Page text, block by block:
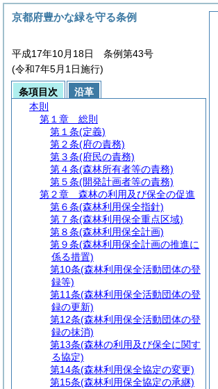
京都府豊かな緑を守る条例
平成17年10月18日 条例第43号
(令和7年5月1日施行)
条項目次
沿革
本則
第１章
総則
第１条(定義)
第２条(府の責務)
第３条(府民の責務)
第４条(森林所有者等の責務)
第５条(開発計画者等の責務)
第２章
森林の利用及び保全の促進
第６条(森林利用保全指針)
第７条(森林利用保全重点区域)
第８条(森林利用保全計画)
第９条(森林利用保全計画の推進に
係る措置)
第10条(森林利用保全活動団体の登
録等)
第11条(森林利用保全活動団体の登
録の更新)
第12条(森林利用保全活動団体の登
録の抹消)
第13条(森林の利用及び保全に関す
る協定)
第14条(森林利用保全協定の変更)
第15条(森林利用保全協定の承継)